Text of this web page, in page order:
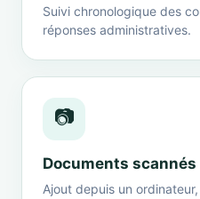
Suivi chronologique des
réponses administratives.
📷
Documents scannés
Ajout depuis un